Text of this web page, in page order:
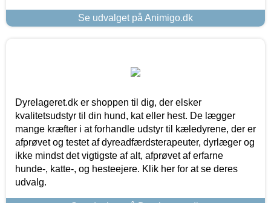
Se udvalget på Animigo.dk
Dyrelageret.dk er shoppen til dig, der elsker
kvalitetsudstyr til din hund, kat eller hest. De lægger
mange kræfter i at forhandle udstyr til kæledyrene, der er
afprøvet og testet af dyreadfærdsterapeuter, dyrlæger og
ikke mindst det vigtigste af alt, afprøvet af erfarne
hunde-, katte-, og hesteejere. Klik her for at se deres
udvalg.